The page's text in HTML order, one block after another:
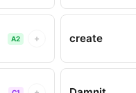
A2 + create